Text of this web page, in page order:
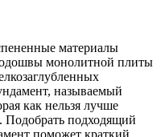
материалы
монолитной плиты
называемый
как нельзя лучше
Подобрать подходящий